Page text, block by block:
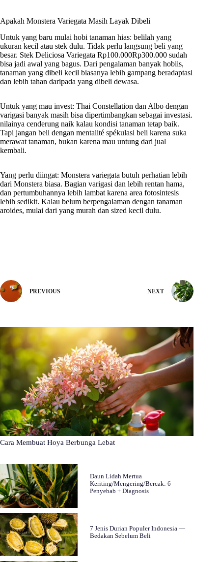
Apakah Monstera Variegata Masih Layak Dibeli
Untuk yang baru mulai hobi tanaman hias: belilah yang
ukuran kecil atau stek dulu. Tidak perlu langsung beli yang
besar. Stek Deliciosa Variegata Rp100.000Rp300.000 sudah
bisa jadi awal yang bagus. Dari pengalaman banyak hobiis,
tanaman yang dibeli kecil biasanya lebih gampang beradaptasi
dan lebih tahan daripada yang dibeli dewasa.
Untuk yang mau invest: Thai Constellation dan Albo dengan
varigasi banyak masih bisa dipertimbangkan sebagai investasi.
nilainya cenderung naik kalau kondisi tanaman tetap baik.
Tapi jangan beli dengan mentalité spékulasi beli karena suka
merawat tanaman, bukan karena mau untung dari jual
kembali.
Yang perlu diingat: Monstera variegata butuh perhatian lebih
dari Monstera biasa. Bagian varigasi dan lebih rentan hama,
dan pertumbuhannya lebih lambat karena area fotosintesis
lebih sedikit. Kalau belum berpengalaman dengan tanaman
aroides, mulai dari yang murah dan sized kecil dulu.
PREVIOUS NEXT
Cara Membuat Hoya Berbunga Lebat
Daun Lidah Mertua
Keriting/Mengering/Bercak: 6
Penyebab + Diagnosis
7 Jenis Durian Populer Indonesia —
Bedakan Sebelum Beli